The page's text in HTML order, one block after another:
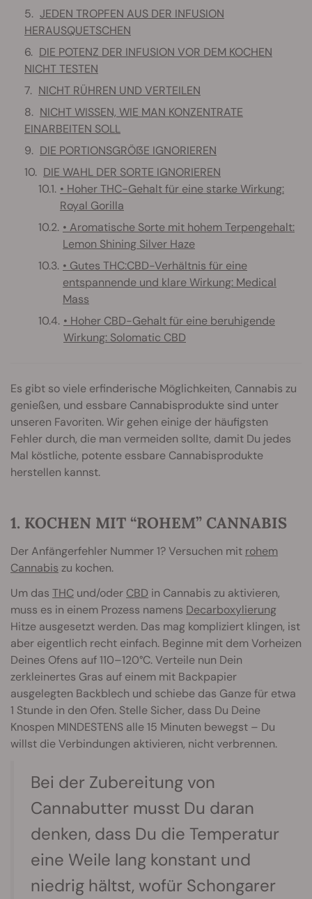
JEDEN TROPFEN AUS DER INFUSION
HERAUSQUETSCHEN
DIE POTENZ DER INFUSION VOR DEM KOCHEN
NICHT TESTEN
NICHT RÜHREN UND VERTEILEN
NICHT WISSEN, WIE MAN KONZENTRATE
EINARBEITEN SOLL
DIE PORTIONSGRÖẞE IGNORIEREN
DIE WAHL DER SORTE IGNORIEREN
• Hoher THC-Gehalt für eine starke Wirkung:
Royal Gorilla
• Aromatische Sorte mit hohem Terpengehalt:
Lemon Shining Silver Haze
• Gutes THC:CBD-Verhältnis für eine
entspannende und klare Wirkung: Medical
Mass
• Hoher CBD-Gehalt für eine beruhigende
Wirkung: Solomatic CBD
Es gibt so viele erfinderische Möglichkeiten, Cannabis zu
genießen, und essbare Cannabisprodukte sind unter
unseren Favoriten. Wir gehen einige der häufigsten
Fehler durch, die man vermeiden sollte, damit Du jedes
Mal köstliche, potente essbare Cannabisprodukte
herstellen kannst.
1. KOCHEN MIT “ROHEM” CANNABIS
Der Anfängerfehler Nummer 1? Versuchen mit rohem
Cannabis zu kochen.
Um das THC und/oder CBD in Cannabis zu aktivieren,
muss es in einem Prozess namens Decarboxylierung
Hitze ausgesetzt werden. Das mag kompliziert klingen, ist
aber eigentlich recht einfach. Beginne mit dem Vorheizen
Deines Ofens auf 110–120°C. Verteile nun Dein
zerkleinertes Gras auf einem mit Backpapier
ausgelegten Backblech und schiebe das Ganze für etwa
1 Stunde in den Ofen. Stelle Sicher, dass Du Deine
Knospen MINDESTENS alle 15 Minuten bewegst – Du
willst die Verbindungen aktivieren, nicht verbrennen.
Bei der Zubereitung von
Cannabutter musst Du daran
denken, dass Du die Temperatur
eine Weile lang konstant und
niedrig hältst, wofür Schongarer